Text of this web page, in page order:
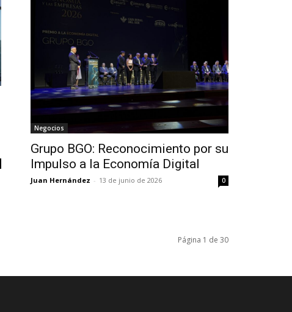
Negocios
Grupo BGO: Reconocimiento por su
Impulso a la Economía Digital
Juan Hernández - 13 de junio de 2026 0
Página 1 de 30